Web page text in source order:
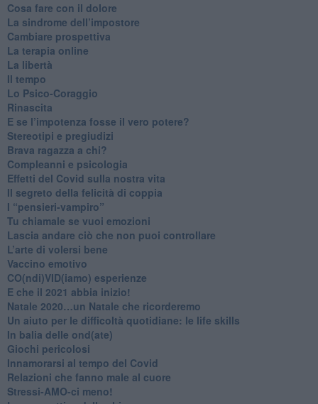
Cosa fare con il dolore
​La sindrome dell’impostore
​Cambiare prospettiva
La terapia online
La libertà
​Il tempo
​Lo Psico-Coraggio
Rinascita
​E se l’impotenza fosse il vero potere?
Stereotipi e pregiudizi
​Brava ragazza a chi?
​Compleanni e psicologia
Effetti del Covid sulla nostra vita
Il segreto della felicità di coppia
​I “pensieri-vampiro”
​Tu chiamale se vuoi emozioni
​Lascia andare ciò che non puoi controllare
L’arte di volersi bene
​Vaccino emotivo
CO(ndi)VID(iamo) esperienze
​E che il 2021 abbia inizio!
​Natale 2020…un Natale che ricorderemo
Un aiuto per le difficoltà quotidiane: le life skills
​In balia delle ond(ate)
Giochi pericolosi
Innamorarsi al tempo del Covid
​Relazioni che fanno male al cuore
​Stressi-AMO-ci meno!